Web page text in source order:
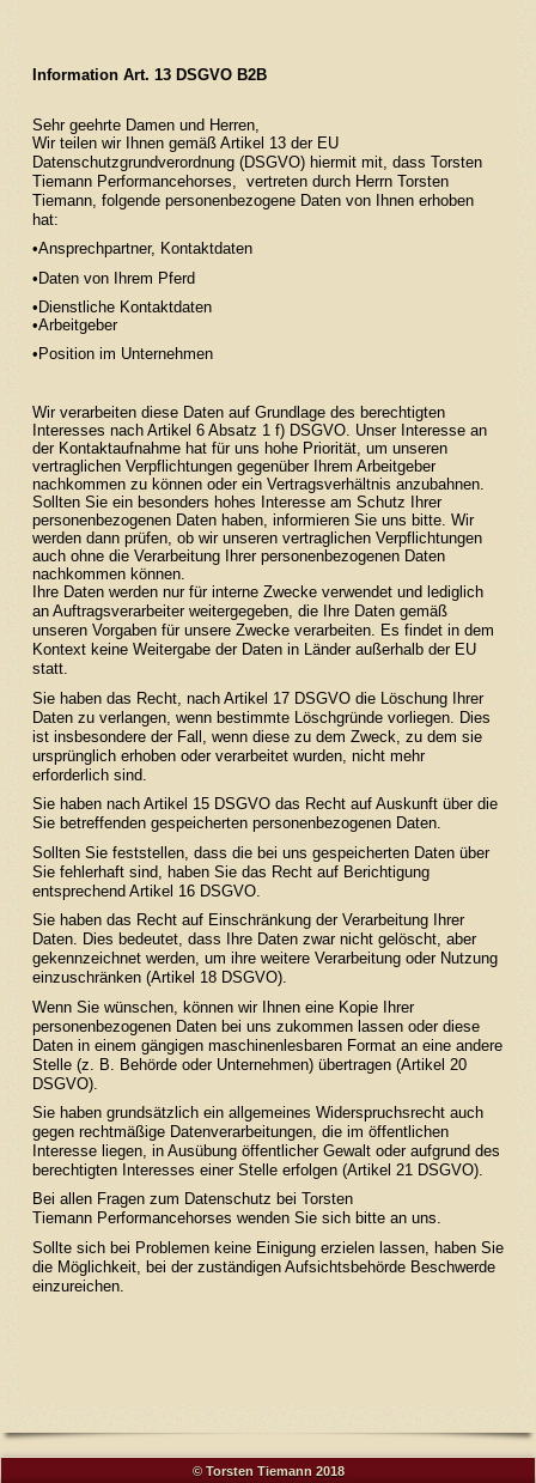
Information Art. 13 DSGVO B2B
Sehr geehrte Damen und Herren,
Wir teilen wir Ihnen gemäß Artikel 13 der EU
Datenschutzgrundverordnung (DSGVO) hiermit mit, dass Torsten
Tiemann Performancehorses, vertreten durch Herrn Torsten
Tiemann, folgende personenbezogene Daten von Ihnen erhoben
hat:
•Ansprechpartner, Kontaktdaten
•Daten von Ihrem Pferd
•Dienstliche Kontaktdaten
•Arbeitgeber
•Position im Unternehmen
Wir verarbeiten diese Daten auf Grundlage des berechtigten
Interesses nach Artikel 6 Absatz 1 f) DSGVO. Unser Interesse an
der Kontaktaufnahme hat für uns hohe Priorität, um unseren
vertraglichen Verpflichtungen gegenüber Ihrem Arbeitgeber
nachkommen zu können oder ein Vertragsverhältnis anzubahnen.
Sollten Sie ein besonders hohes Interesse am Schutz Ihrer
personenbezogenen Daten haben, informieren Sie uns bitte. Wir
werden dann prüfen, ob wir unseren vertraglichen Verpflichtungen
auch ohne die Verarbeitung Ihrer personenbezogenen Daten
nachkommen können.
Ihre Daten werden nur für interne Zwecke verwendet und lediglich
an Auftragsverarbeiter weitergegeben, die Ihre Daten gemäß
unseren Vorgaben für unsere Zwecke verarbeiten. Es findet in dem
Kontext keine Weitergabe der Daten in Länder außerhalb der EU
statt.
Sie haben das Recht, nach Artikel 17 DSGVO die Löschung Ihrer
Daten zu verlangen, wenn bestimmte Löschgründe vorliegen. Dies
ist insbesondere der Fall, wenn diese zu dem Zweck, zu dem sie
ursprünglich erhoben oder verarbeitet wurden, nicht mehr
erforderlich sind.
Sie haben nach Artikel 15 DSGVO das Recht auf Auskunft über die
Sie betreffenden gespeicherten personenbezogenen Daten.
Sollten Sie feststellen, dass die bei uns gespeicherten Daten über
Sie fehlerhaft sind, haben Sie das Recht auf Berichtigung
entsprechend Artikel 16 DSGVO.
Sie haben das Recht auf Einschränkung der Verarbeitung Ihrer
Daten. Dies bedeutet, dass Ihre Daten zwar nicht gelöscht, aber
gekennzeichnet werden, um ihre weitere Verarbeitung oder Nutzung
einzuschränken (Artikel 18 DSGVO).
Wenn Sie wünschen, können wir Ihnen eine Kopie Ihrer
personenbezogenen Daten bei uns zukommen lassen oder diese
Daten in einem gängigen maschinenlesbaren Format an eine andere
Stelle (z. B. Behörde oder Unternehmen) übertragen (Artikel 20
DSGVO).
Sie haben grundsätzlich ein allgemeines Widerspruchsrecht auch
gegen rechtmäßige Datenverarbeitungen, die im öffentlichen
Interesse liegen, in Ausübung öffentlicher Gewalt oder aufgrund des
berechtigten Interesses einer Stelle erfolgen (Artikel 21 DSGVO).
Bei allen Fragen zum Datenschutz bei Torsten
Tiemann Performancehorses wenden Sie sich bitte an uns.
Sollte sich bei Problemen keine Einigung erzielen lassen, haben Sie
die Möglichkeit, bei der zuständigen Aufsichtsbehörde Beschwerde
einzureichen.
© Torsten Tiemann 2018